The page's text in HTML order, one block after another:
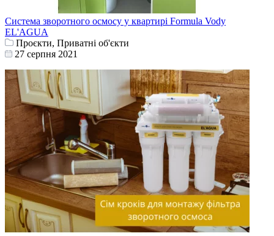
Система зворотного осмосу у квартирі Formula Vody
EL'AGUA
Проєкти, Приватні об'єкти
27 серпня 2021